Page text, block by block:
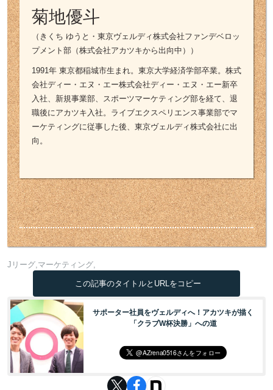
菊地優斗
（きくち ゆうと・東京ヴェルディ株式会社ファンデベロッ
プメント部（株式会社アカツキから出向中））
1991年 東京都稲城市生まれ。東京大学経済学部卒業。株式
会社ディー・エヌ・エー株式会社ディー・エヌ・エー新卒
入社、新規事業部、スポーツマーケティング部を経て、退
職後にアカツキ入社。ライブエクスペリエンス事業部でマ
ーケティングに従事した後、東京ヴェルディ株式会社に出
向。
Jリーグ マーケティング
この記事のタイトルとURLをコピー
サポーター社員をヴェルディへ！アカツキが描く
「クラブW杯決勝」への道